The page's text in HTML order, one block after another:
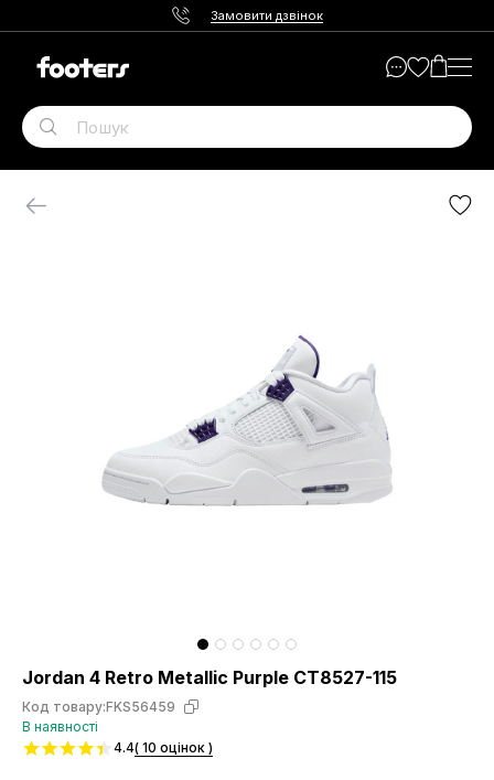
Замовити дзвінок
Jordan 4 Retro Metallic Purple CT8527-115
Код товару:FKS56459
В наявності
4.4( 10 оцінок )